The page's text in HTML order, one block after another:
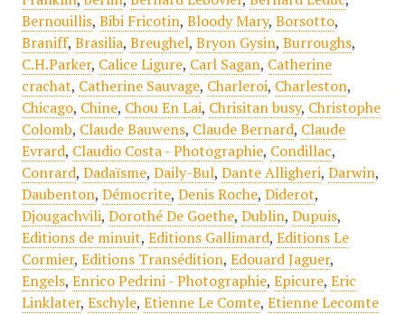
Bernouillis, Bibi Fricotin, Bloody Mary, Borsotto,
Braniff, Brasilia, Breughel, Bryon Gysin, Burroughs,
C.H.Parker, Calice Ligure, Carl Sagan, Catherine
crachat, Catherine Sauvage, Charleroi, Charleston,
Chicago, Chine, Chou En Lai, Chrisitan busy, Christophe
Colomb, Claude Bauwens, Claude Bernard, Claude
Evrard, Claudio Costa - Photographie, Condillac,
Conrard, Dadaïsme, Daily-Bul, Dante Alligheri, Darwin,
Daubenton, Démocrite, Denis Roche, Diderot,
Djougachvili, Dorothé De Goethe, Dublin, Dupuis,
Editions de minuit, Editions Gallimard, Editions Le
Cormier, Editions Transédition, Edouard Jaguer,
Engels, Enrico Pedrini - Photographie, Epicure, Eric
Linklater, Eschyle, Etienne Le Comte, Etienne Lecomte